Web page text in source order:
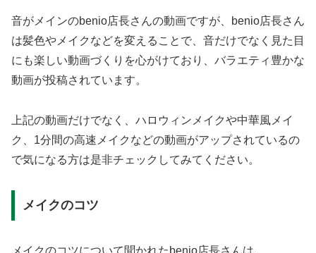
音がメインのbenio店長さんの動画ですが、benio店長さん
は髪色やメイクなどを変えることで、音だけでなく見た目
にも楽しい動画づくりを心がけており、バラエティ豊かな
動画が投稿されています。
上記の動画だけでなく、ハロウィンメイクや中華風メイ
ク、1分間の高速メイクなどの動画がアップされているの
で気になる方は是非チェックしてみてください。
メイクのコツ